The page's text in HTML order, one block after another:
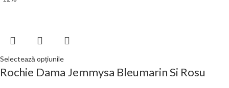
Selectează opțiunile
Rochie Dama Jemmysa Bleumarin Si Rosu